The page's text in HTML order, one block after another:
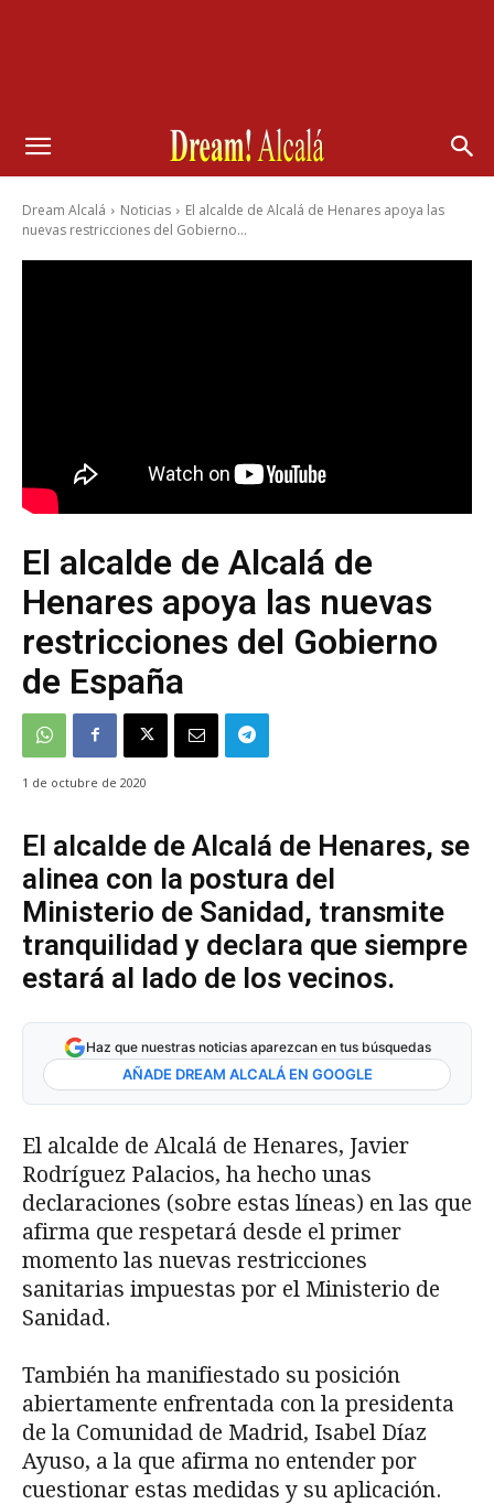
Dream Alcalá Noticias
El alcalde de Alcalá de Henares apoya las
nuevas restricciones del Gobierno...
El alcalde de Alcalá de
Henares apoya las nuevas
restricciones del Gobierno
de España
1 de octubre de 2020
El alcalde de Alcalá de Henares, se
alinea con la postura del
Ministerio de Sanidad, transmite
tranquilidad y declara que siempre
estará al lado de los vecinos.
Haz que nuestras noticias aparezcan en tus búsquedas
AÑADE DREAM ALCALÁ EN GOOGLE
El alcalde de Alcalá de Henares, Javier
Rodríguez Palacios, ha hecho unas
declaraciones (sobre estas líneas) en las que
afirma que respetará desde el primer
momento las nuevas restricciones
sanitarias impuestas por el Ministerio de
Sanidad.
También ha manifiestado su posición
abiertamente enfrentada con la presidenta
de la Comunidad de Madrid, Isabel Díaz
Ayuso, a la que afirma no entender por
cuestionar estas medidas y su aplicación.